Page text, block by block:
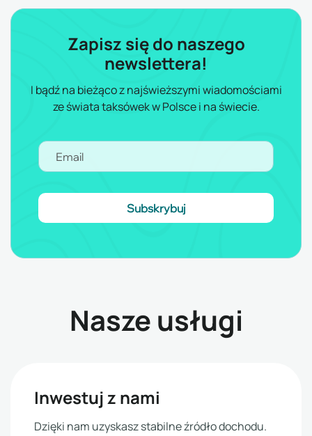
Zapisz się do naszego
newslettera!
I bądź na bieżąco z najświeższymi wiadomościami
ze świata taksówek w Polsce i na świecie.
Nasze usługi
Inwestuj z nami
Dzięki nam uzyskasz stabilne źródło dochodu.